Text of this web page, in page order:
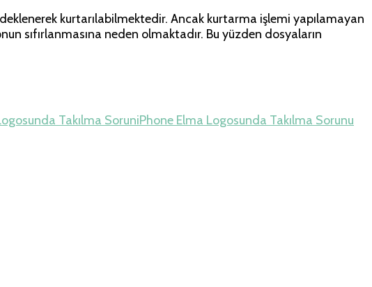
kurtarılabilmektedir. Ancak kurtarma işlemi yapılamayan
sıfırlanmasına neden olmaktadır. Bu yüzden dosyaların
Takılma SoruniPhone Elma Logosunda Takılma Sorunu